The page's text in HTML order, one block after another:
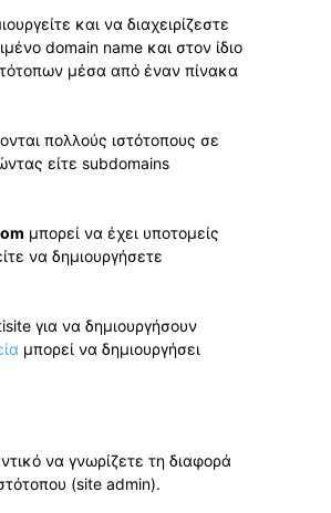
και να διαχειρίζεστε
domain name και στον ίδιο
μέσα από έναν πίνακα
πολλούς ιστότοπους σε
είτε subdomains
μπορεί να έχει υποτομείς
να δημιουργήσετε
για να δημιουργήσουν
μπορεί να δημιουργήσει
να γνωρίζετε τη διαφορά
(site admin).